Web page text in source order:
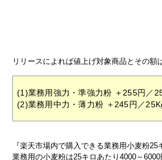
リリースによれば値上げ対象商品とその額
(1)業務用強力・準強力粉 ＋255円／
(2)業務用中力・薄力粉 ＋245円／
『楽天市場内で購入できる業務用小麦粉
業務用の小麦粉は25キロあたり4000～